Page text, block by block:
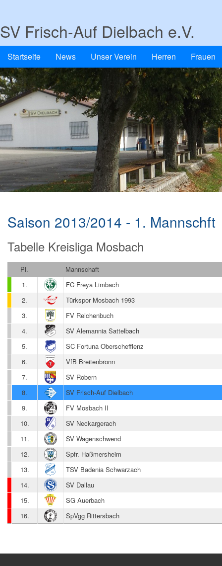
SV Frisch-Auf Dielbach e.V.
Startseite News Unser Verein Herren Frauen
Saison 2013/2014 - 1. Mannschft
Tabelle Kreisliga Mosbach
Pl.
Mannschaft
1.
FC Freya Limbach
2.
Türkspor Mosbach 1993
3.
FV Reichenbuch
4.
SV Alemannia Sattelbach
5.
SC Fortuna Oberschefflenz
6.
VfB Breitenbronn
7.
SV Robern
8.
SV Frisch-Auf Dielbach
9.
FV Mosbach II
10.
SV Neckargerach
11.
SV Wagenschwend
12.
Spfr. Haßmersheim
13.
TSV Badenia Schwarzach
14.
SV Dallau
15.
SG Auerbach
16.
SpVgg Rittersbach